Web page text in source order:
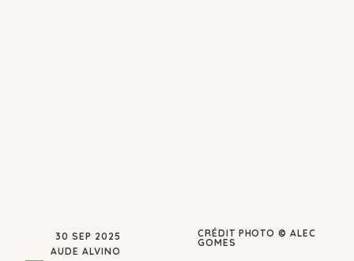
30 SEP 2025
AUDE ALVINO
CRÉDIT PHOTO © ALEC
GOMES